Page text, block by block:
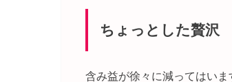
ちょっとした贅沢
含み益が徐々に減ってはいま